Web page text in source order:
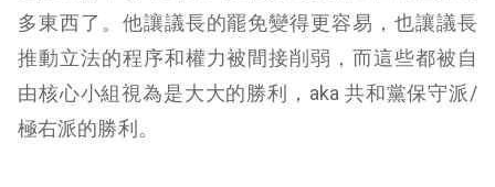
多東西了。他讓議長的罷免變得更容易，也讓議長
推動立法的程序和權力被間接削弱，而這些都被自
由核心小組視為是大大的勝利，aka 共和黨保守派/
極右派的勝利。